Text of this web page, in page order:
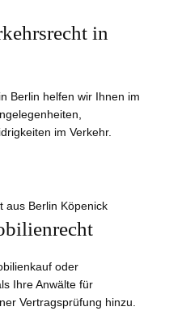
in
Berlin helfen wir Ihnen im
im Verkehr.
oder
Ihre Anwälte für
Vertragsprüfung hinzu.